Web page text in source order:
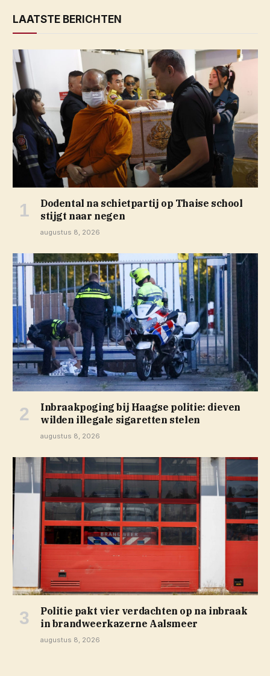
LAATSTE BERICHTEN
Dodental na schietpartij op Thaise school
stijgt naar negen
augustus 8, 2026
Inbraakpoging bij Haagse politie: dieven
wilden illegale sigaretten stelen
augustus 8, 2026
Politie pakt vier verdachten op na inbraak
in brandweerkazerne Aalsmeer
augustus 8, 2026